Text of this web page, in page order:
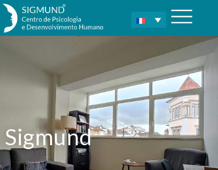
Sigmund